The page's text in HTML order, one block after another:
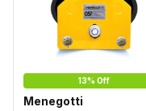
13% Off
Menegotti